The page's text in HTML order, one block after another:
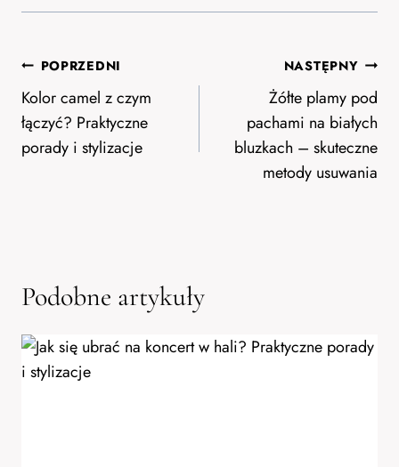
Nawigacja
wpisu
POPRZEDNI
Kolor camel z czym
łączyć? Praktyczne
porady i stylizacje
NASTĘPNY
Żółte plamy pod
pachami na białych
bluzkach – skuteczne
metody usuwania
Podobne artykuły